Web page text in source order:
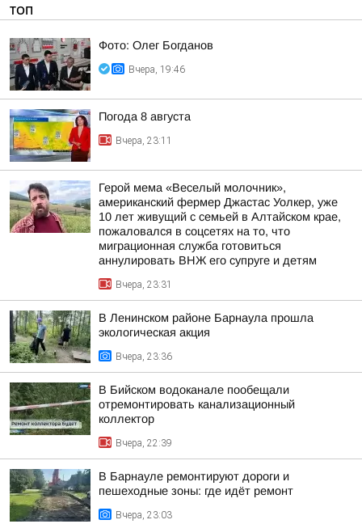
ТОП
Фото: Олег Богданов
Вчера, 19:46
Погода 8 августа
Вчера, 23:11
Герой мема «Веселый молочник»,
американский фермер Джастас Уолкер, уже
10 лет живущий с семьей в Алтайском крае,
пожаловался в соцсетях на то, что
миграционная служба готовиться
аннулировать ВНЖ его супруге и детям
Вчера, 23:31
В Ленинском районе Барнаула прошла
экологическая акция
Вчера, 23:36
В Бийском водоканале пообещали
отремонтировать канализационный
коллектор
Вчера, 22:39
В Барнауле ремонтируют дороги и
пешеходные зоны: где идёт ремонт
Вчера, 23:03